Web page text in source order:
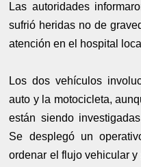
Las autoridades
sufrió heridas no de
atención en el hospital
Los dos vehículos
auto y la motocicleta,
están siendo
Se desplegó un
ordenar el flujo vehicular